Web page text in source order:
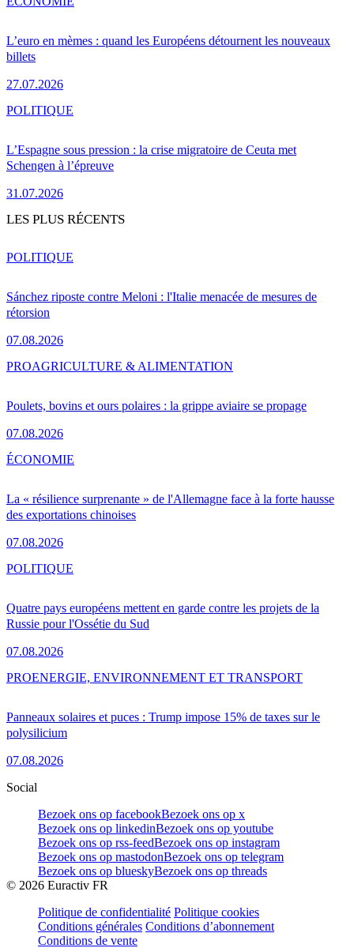
L’euro en mèmes : quand les Européens détournent les nouveaux
billets
27.07.2026
L’Espagne sous pression : la crise migratoire de Ceuta met
Schengen à l’épreuve
31.07.2026
POLITIQUE
LES PLUS RÉCENTS
Sánchez riposte contre Meloni : l'Italie menacée de mesures de
rétorsion
07.08.2026
POLITIQUE
Poulets, bovins et ours polaires : la grippe aviaire se propage
07.08.2026
PROAGRICULTURE & ALIMENTATION
La « résilience surprenante » de l'Allemagne face à la forte hausse
des exportations chinoises
07.08.2026
ÉCONOMIE
Quatre pays européens mettent en garde contre les projets de la
Russie pour l'Ossétie du Sud
07.08.2026
POLITIQUE
Panneaux solaires et puces : Trump impose 15% de taxes sur le
polysilicium
07.08.2026
PROENERGIE, ENVIRONNEMENT ET TRANSPORT
Social
Bezoek ons op facebookBezoek ons op x
Bezoek ons op linkedinBezoek ons op youtube
Bezoek ons op rss-feedBezoek ons op instagram
Bezoek ons op mastodonBezoek ons op telegram
Bezoek ons op blueskyBezoek ons op threads
© 2026 Euractiv FR
Politique de confidentialité Politique cookies
Conditions générales Conditions d’abonnement
Conditions de vente